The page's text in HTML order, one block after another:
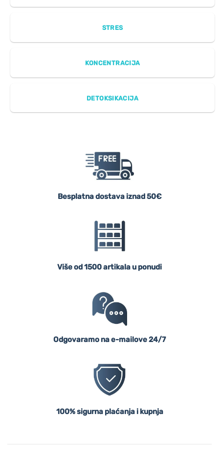
STRES
KONCENTRACIJA
DETOKSIKACIJA
Besplatna dostava iznad 50€
Više od 1500 artikala u ponudi
Odgovaramo na e-mailove 24/7
100% sigurna plaćanja i kupnja